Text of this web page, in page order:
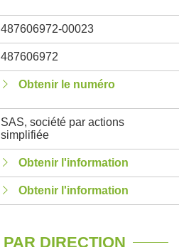
487606972-00023
487606972
Obtenir le numéro
SAS, société par actions
simplifiée
Obtenir l'information
Obtenir l'information
DIRECTION